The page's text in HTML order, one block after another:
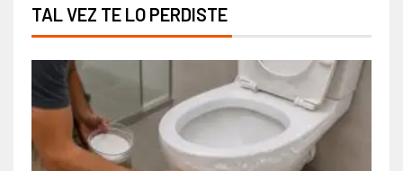
TAL VEZ TE LO PERDISTE